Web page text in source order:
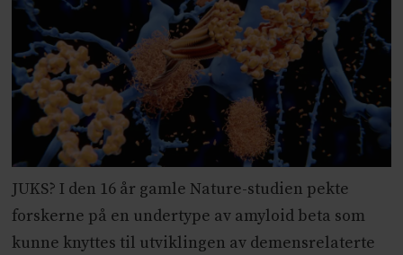
JUKS? I den 16 år gamle Nature-studien pekte
forskerne på en undertype av amyloid beta som
kunne knyttes til utviklingen av demensrelaterte